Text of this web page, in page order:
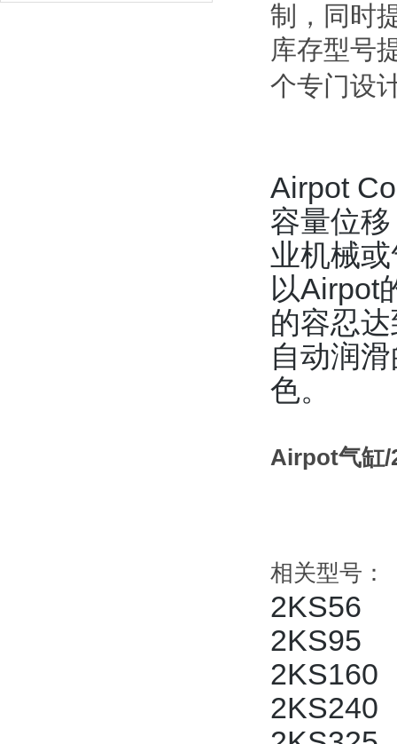
制，同时
库存型号
个专门设
Airpot
容量位
业机械
以Airpot
的容忍
自动润
色。
Airpot气缸/
相关型号：
2KS56
2KS95
2KS160
2KS240